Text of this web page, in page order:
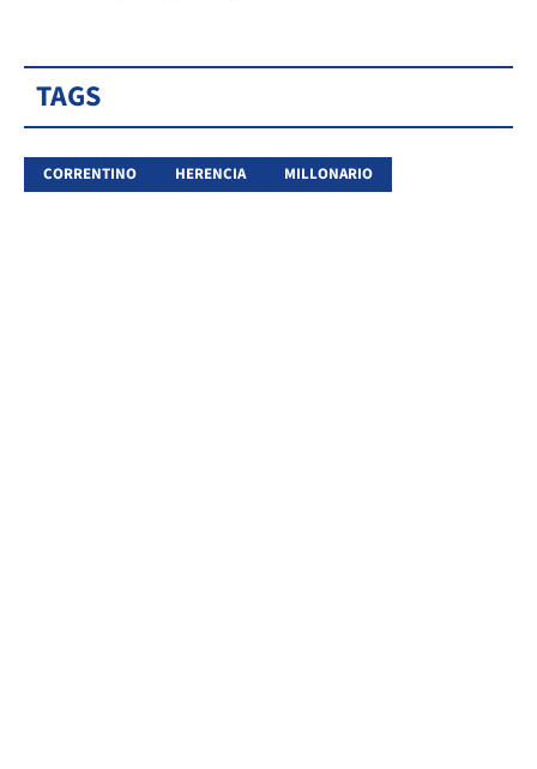
TAGS
CORRENTINO HERENCIA MILLONARIO